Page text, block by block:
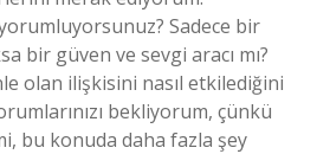
Sadece bir
bir güven ve sevgi aracı mı?
olan ilişkisini nasıl etkilediğini
bekliyorum, çünkü
bu konuda daha fazla şey